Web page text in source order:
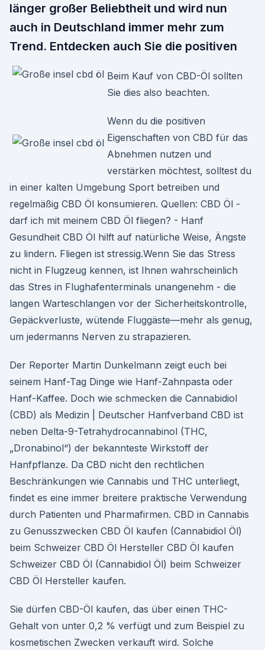
länger großer Beliebtheit und wird nun
auch in Deutschland immer mehr zum
Trend. Entdecken auch Sie die positiven
Beim Kauf von CBD-Öl sollten
Sie dies also beachten.
Wenn du die positiven
Eigenschaften von CBD für das
Abnehmen nutzen und
verstärken möchtest, solltest du
in einer kalten Umgebung Sport betreiben und
regelmäßig CBD Öl konsumieren. Quellen: CBD Öl -
darf ich mit meinem CBD Öl fliegen? - Hanf
Gesundheit CBD Öl hilft auf natürliche Weise, Ängste
zu lindern. Fliegen ist stressig.Wenn Sie das Stress
nicht in Flugzeug kennen, ist Ihnen wahrscheinlich
das Stres in Flughafenterminals unangenehm - die
langen Warteschlangen vor der Sicherheitskontrolle,
Gepäckverluste, wütende Fluggäste—mehr als genug,
um jedermanns Nerven zu strapazieren.
Der Reporter Martin Dunkelmann zeigt euch bei
seinem Hanf-Tag Dinge wie Hanf-Zahnpasta oder
Hanf-Kaffee. Doch wie schmecken die Cannabidiol
(CBD) als Medizin | Deutscher Hanfverband CBD ist
neben Delta-9-Tetrahydrocannabinol (THC,
„Dronabinol“) der bekannteste Wirkstoff der
Hanfpflanze. Da CBD nicht den rechtlichen
Beschränkungen wie Cannabis und THC unterliegt,
findet es eine immer breitere praktische Verwendung
durch Patienten und Pharmafirmen. CBD in Cannabis
zu Genusszwecken CBD Öl kaufen (Cannabidiol Öl)
beim Schweizer CBD Öl Hersteller CBD Öl kaufen
Schweizer CBD Öl (Cannabidiol Öl) beim Schweizer
CBD Öl Hersteller kaufen.
Sie dürfen CBD-Öl kaufen, das über einen THC-
Gehalt von unter 0,2 % verfügt und zum Beispiel zu
kosmetischen Zwecken verkauft wird. Solche